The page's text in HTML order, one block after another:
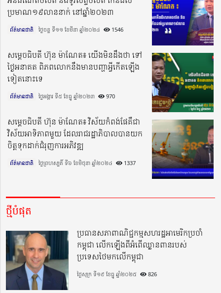
ប្រមាណ១៩លាននាក់ នៅឆ្នាំ២០២៣
ព័ត៌មានជាតិ ថ្ងៃចន្ទ ទី១១ ខែមីនា ឆ្នាំ២០២៤​ 1546
សម្តេចធិបតី ហ៊ុន ម៉ាណែត៖ យើងមិនដឹងថា ទៅ
ថ្ងៃអនាគត ពិភពលោកនឹងមានបញ្ហាអ្វីកើតឡើង
ទៀតនោះទេ
ព័ត៌មានជាតិ ថ្ងៃអង្គារ ទី៥ ខែធ្នូ ឆ្នាំ២០២៣​ 970
សម្តេចធិបតី ហ៊ុន ម៉ាណែត៖ វិស័យកំពង់ផែគឺជា
វិស័យអាទិភាពមួយ ដែលរាជរដ្ឋាភិបាលបានយក
ចិត្តទុកដាក់ជំរុញការអភិវឌ្ឍ
ព័ត៌មានជាតិ ថ្ងៃព្រហស្បតិ៍ ទី៦ ខែមិថុនា ឆ្នាំ២០២៤​ 1337
ថ្មីបំផុត
ប្រធានសភាពាណិជ្ជកម្មសហរដ្ឋអាមេរិកប្រចាំ
កម្ពុជា លើកឡើងពីអំពើឈ្លានពានរបស់
ប្រទេសថៃមកលើកម្ពុជា
ថ្ងៃសុក្រ ទី១៩ ខែធ្នូ ឆ្នាំ២០២៥ 826